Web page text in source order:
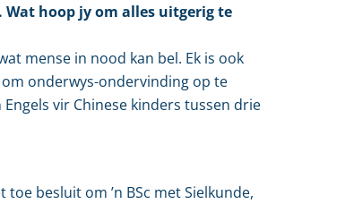
Wat hoop jy om alles uitgerig te
mense in nood kan bel. Ek is ook
onderwys-ondervinding op te
vir Chinese kinders tussen drie
besluit om ’n BSc met Sielkunde,